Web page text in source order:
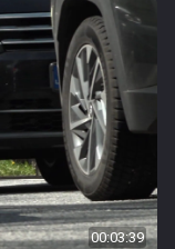
00:03:39